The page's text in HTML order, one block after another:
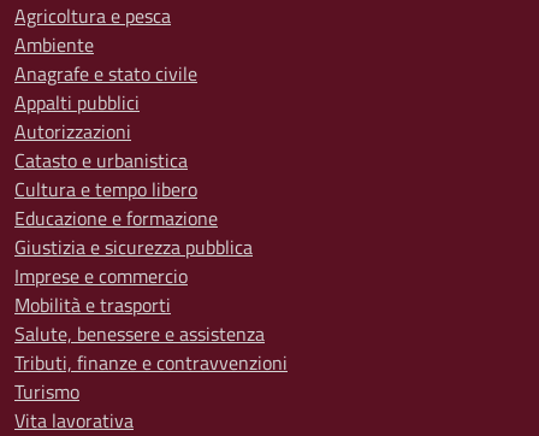
Agricoltura e pesca
Ambiente
Anagrafe e stato civile
Appalti pubblici
Autorizzazioni
Catasto e urbanistica
Cultura e tempo libero
Educazione e formazione
Giustizia e sicurezza pubblica
Imprese e commercio
Mobilità e trasporti
Salute, benessere e assistenza
Tributi, finanze e contravvenzioni
Turismo
Vita lavorativa